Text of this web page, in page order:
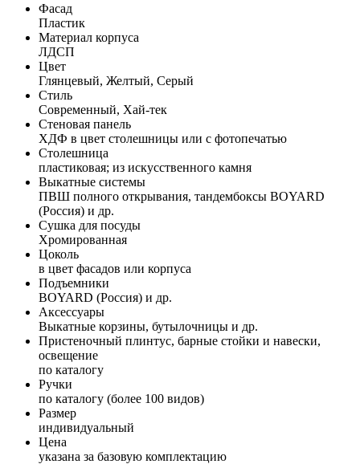
Фасад
Пластик
Материал корпуса
ЛДСП
Цвет
Глянцевый, Желтый, Серый
Стиль
Современный, Хай-тек
Стеновая панель
ХДФ в цвет столешницы или с фотопечатью
Столешница
пластиковая; из искусственного камня
Выкатные системы
ПВШ полного открывания, тандембоксы BOYARD
(Россия) и др.
Сушка для посуды
Хромированная
Цоколь
в цвет фасадов или корпуса
Подъемники
BOYARD (Россия) и др.
Аксессуары
Выкатные корзины, бутылочницы и др.
Пристеночный плинтус, барные стойки и навески,
освещение
по каталогу
Ручки
по каталогу (более 100 видов)
Размер
индивидуальный
Цена
указана за базовую комплектацию